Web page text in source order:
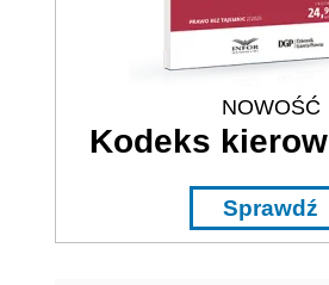
NOWOŚĆ
Kodeks
Sprawdź